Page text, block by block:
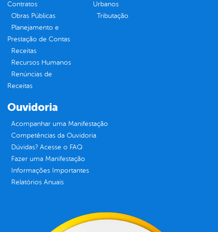
Contratos
Obras Públicas
Planejamento e
Prestação de Contas
Receitas
Recursos Humanos
Renúncias de
Receitas
Urbanos
Tributação
Ouvidoria
Acompanhar uma Manifestação
Competências da Ouvidoria
Dúvidas? Acesse o FAQ
Fazer uma Manifestação
Informações Importantes
Relatórios Anuais